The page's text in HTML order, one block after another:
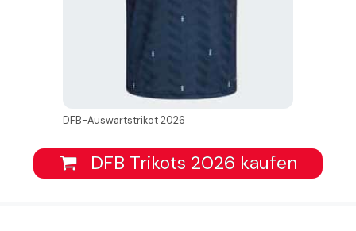
DFB-Auswärtstrikot 2026
DFB Trikots 2026 kaufen